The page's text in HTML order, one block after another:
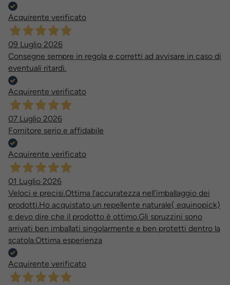
Acquirente verificato
09 Luglio 2026
Consegne sempre in regola e corretti ad avvisare in caso di
eventuali ritardi.
Acquirente verificato
07 Luglio 2026
Fornitore serio e affidabile
Acquirente verificato
01 Luglio 2026
Veloci e precisi.Ottima l'accuratezza nell'imballaggio dei
prodotti.Ho acquistato un repellente naturale( equinopick)
e devo dire che il prodotto è ottimo.Gli spruzzini sono
arrivati ben imballati singolarmente e ben protetti dentro la
scatola.Ottima esperienza
Acquirente verificato